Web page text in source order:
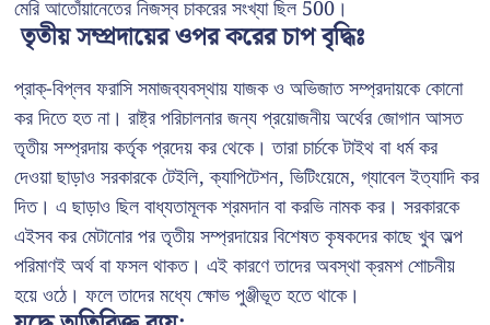
মেরি আতোঁয়ানেতের নিজস্ব চাকরের সংখ্যা ছিল 500।
তৃতীয় সম্প্রদায়ের ওপর করের চাপ বৃদ্ধিঃ
প্রাক্-বিপ্লব ফরাসি সমাজব্যবস্থায় যাজক ও অভিজাত সম্প্রদায়কে কোনো
কর দিতে হত না। রাষ্ট্র পরিচালনার জন্য প্রয়োজনীয় অর্থের জোগান আসত
তৃতীয় সম্প্রদায় কর্তৃক প্রদেয় কর থেকে। তারা চার্চকে টাইথ বা ধর্ম কর
দেওয়া ছাড়াও সরকারকে টেইলি, ক্যাপিটেশন, ভিটিংয়েমে, গ্যাবেল ইত্যাদি কর
দিত। এ ছাড়াও ছিল বাধ্যতামূলক শ্রমদান বা করভি নামক কর। সরকারকে
এইসব কর মেটানোর পর তৃতীয় সম্প্রদায়ের বিশেষত কৃষকদের কাছে খুব অল্প
পরিমাণই অর্থ বা ফসল থাকত। এই কারণে তাদের অবস্থা ক্রমশ শোচনীয়
হয়ে ওঠে। ফলে তাদের মধ্যে ক্ষোভ পুঞ্জীভূত হতে থাকে।